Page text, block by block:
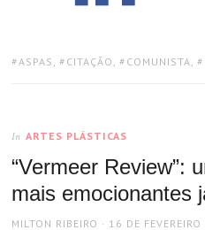
TAGS:
ASPAS , CITAÇÃO , COMUNISTA,
In ARTES PLÁSTICAS
“Vermeer Review”:
mais emocionantes
AUTHOR
MILTON RIBEIRO
POSTED
16 DE